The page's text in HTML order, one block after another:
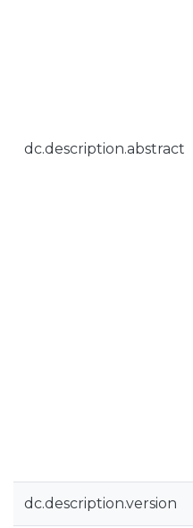
dc.description.abstract
dc.description.version